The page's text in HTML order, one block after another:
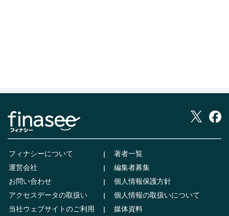
フィナシーについて
著者一覧
運営会社
編集者募集
お問い合わせ
個人情報保護方針
アクセスデータの取扱い
個人情報の取扱いについて
当社ウェブサイトのご利用
媒体資料